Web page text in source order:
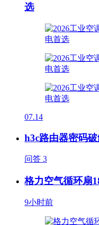
选
07.14
h3c路由器密码
问答 3
格力空气循环扇
9小时前